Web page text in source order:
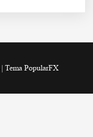
| Tema PopularFX